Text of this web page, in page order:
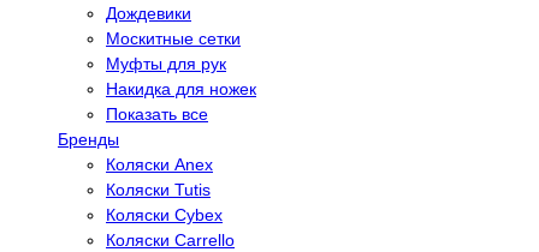
Дождевики
Москитные сетки
Муфты для рук
Накидка для ножек
Показать все
Бренды
Коляски Anex
Коляски Tutis
Коляски Cybex
Коляски Carrello